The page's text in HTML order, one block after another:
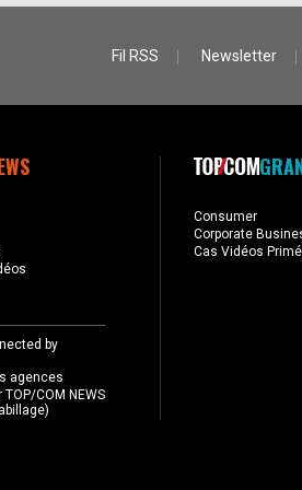
Fil RSS Newsletter
by
agences
COM NEWS
Consumer
Corporate
Cas Vidéos